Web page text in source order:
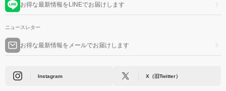
お得な最新情報をLINEでお届けします
ニュースレター
お得な最新情報をメールでお届けします
Instagram X（旧Twitter）